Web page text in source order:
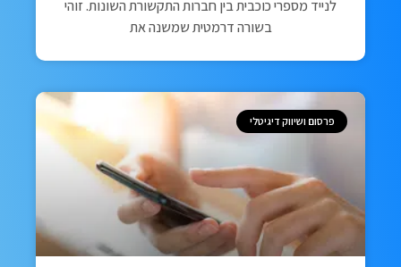
לנייד מספרי כוכבית בין חברות התקשורת השונות. זוהי
בשורה דרמטית שמשנה את
פרסום ושיווק דיגיטלי